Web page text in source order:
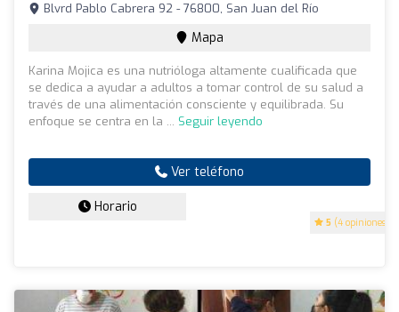
5 (4 opiniones)
Blvrd Pablo Cabrera 92 - 76800, San Juan del Río
Mapa
Karina Mojica es una nutrióloga altamente cualificada que
se dedica a ayudar a adultos a tomar control de su salud a
través de una alimentación consciente y equilibrada. Su
enfoque se centra en la ... Seguir leyendo
Ver teléfono
Horario